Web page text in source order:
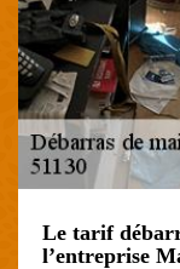
Le tarif
l’entreprise